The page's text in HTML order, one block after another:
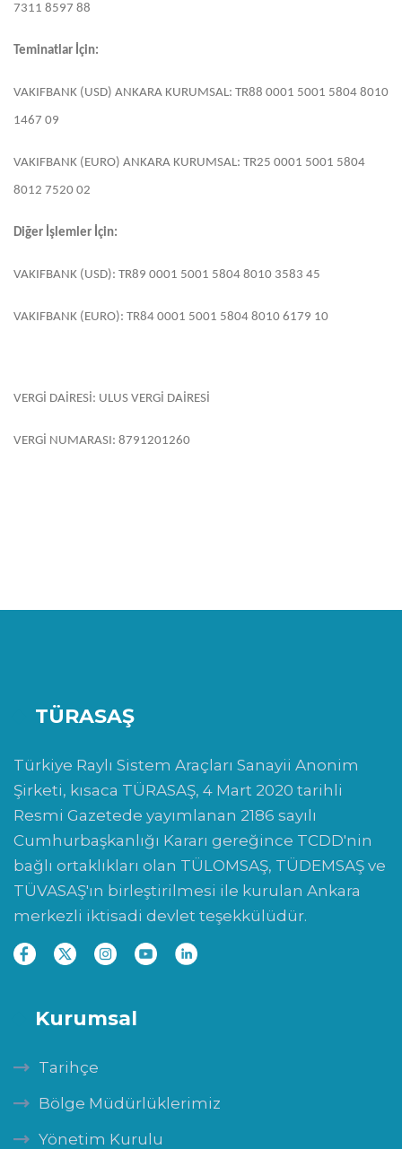
7311 8597 88
Teminatlar İçin:
VAKIFBANK (USD) ANKARA KURUMSAL: TR88 0001 5001 5804 8010
1467 09
VAKIFBANK (EURO) ANKARA KURUMSAL: TR25 0001 5001 5804
8012 7520 02
Diğer İşlemler İçin:
VAKIFBANK (USD): TR89 0001 5001 5804 8010 3583 45
VAKIFBANK (EURO): TR84 0001 5001 5804 8010 6179 10
VERGİ DAİRESİ: ULUS VERGİ DAİRESİ
VERGİ NUMARASI: 8791201260
TÜRASAŞ
Türkiye Raylı Sistem Araçları Sanayii Anonim
Şirketi, kısaca TÜRASAŞ, 4 Mart 2020 tarihli
Resmi Gazetede yayımlanan 2186 sayılı
Cumhurbaşkanlığı Kararı gereğince TCDD'nin
bağlı ortaklıkları olan TÜLOMSAŞ, TÜDEMSAŞ ve
TÜVASAŞ'ın birleştirilmesi ile kurulan Ankara
merkezli iktisadi devlet teşekkülüdür.
Kurumsal
Tarihçe
Bölge Müdürlüklerimiz
Yönetim Kurulu